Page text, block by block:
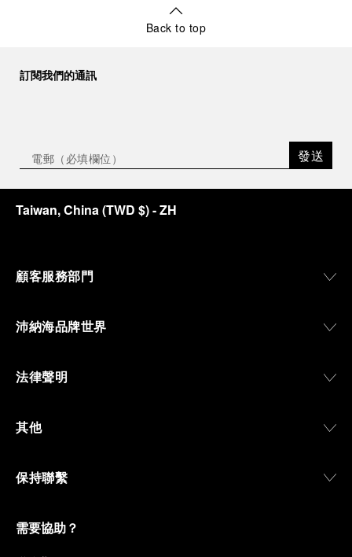
Back to top
訂閱我們的通訊
發送
Taiwan, China(TWD $)- ZH
顧客服務部門
沛納海品牌世界
法律聲明
其他
保持聯繫
需要協助？